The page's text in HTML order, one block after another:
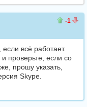
-1
если всё работает.
и проверьте, если со
прошу указать,
Skype.